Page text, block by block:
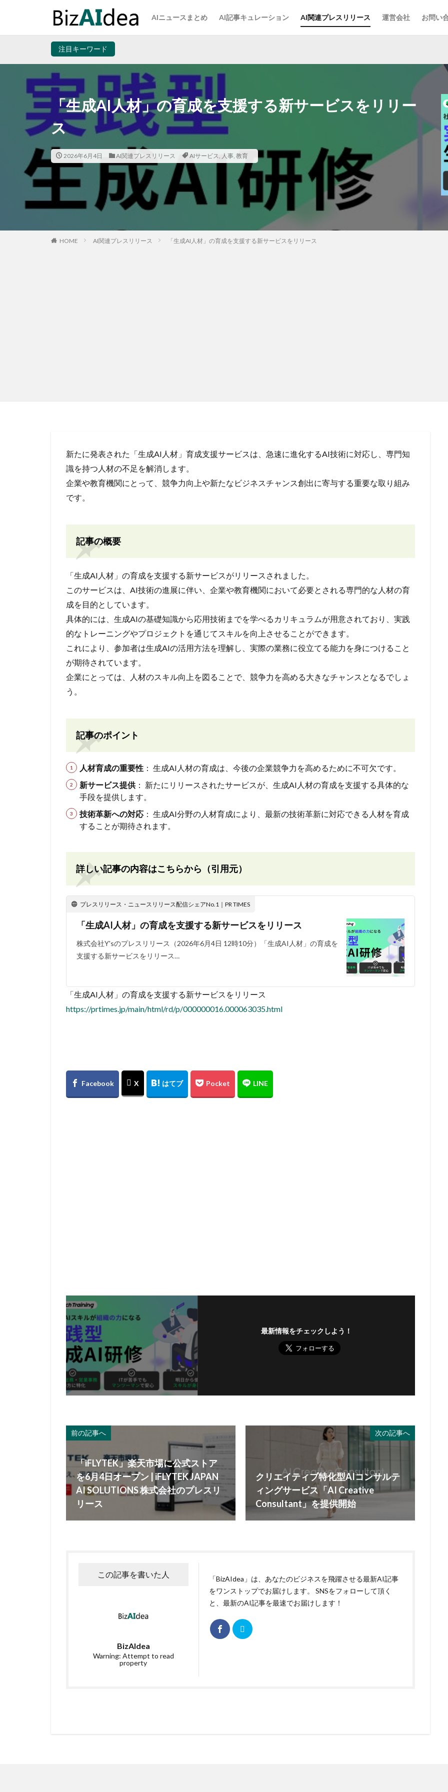
AIニュースまとめ AI記事キュレーション AI関連プレスリリース 運営会社 お問い
注目キーワード
「生成AI人材」の育成を支援する新サービスをリリー
ス
2026年6月4日 AI関連プレスリリース AIサービス, 人事, 教育
HOME AI関連プレスリリース 「生成AI人材」の育成を支援する新サービスをリリース
新たに発表された「生成AI人材」育成支援サービスは、急速に進化するAI技術に対応し、専門知
識を持つ人材の不足を解消します。
企業や教育機関にとって、競争力向上や新たなビジネスチャンス創出に寄与する重要な取り組み
です。
記事の概要
「生成AI人材」の育成を支援する新サービスがリリースされました。
このサービスは、AI技術の進展に伴い、企業や教育機関において必要とされる専門的な人材の育
成を目的としています。
具体的には、生成AIの基礎知識から応用技術までを学べるカリキュラムが用意されており、実践
的なトレーニングやプロジェクトを通じてスキルを向上させることができます。
これにより、参加者は生成AIの活用方法を理解し、実際の業務に役立てる能力を身につけること
が期待されています。
企業にとっては、人材のスキル向上を図ることで、競争力を高める大きなチャンスとなるでしょ
う。
記事のポイント
人材育成の重要性 ： 生成AI人材の育成は、今後の企業競争力を高めるために不可欠です。
新サービス提供： 新たにリリースされたサービスが、生成AI人材の育成を支援する具体的な
手段を提供します。
技術革新への対応 ： 生成AI分野の人材育成により、最新の技術革新に対応できる人材を育成
することが期待されます。
詳しい記事の内容はこちらから（引用元）
プレスリリース・ニュースリリース配信シェアNo.1｜PR TIMES
「生成AI人材」の育成を支援する新サービスをリリース
株式会社Y'sのプレスリリース（2026年6月4日 12時10分）「生成AI人材」の育成を
支援する新サービスをリリース…
「生成AI人材」の育成を支援する新サービスをリリース
https://prtimes.jp/main/html/rd/p/000000016.000063035.html
最新情報をチェックしよう！
前の記事へ
「iFLYTEK」楽天市場に公式ストア
を6月4日オープン | iFLYTEK JAPAN
AI SOLUTIONS 株式会社のプレスリ
リース
次の記事へ
クリエイティブ特化型AIコンサルテ
ィングサービス「AI Creative
Consultant」を提供開始
この記事を書いた人
BizAIdea
Warning: Attempt to read
property
「BizAIdea」は、あなたのビジネスを飛躍させる最新AI記事
をワンストップでお届けします。 SNSをフォローして頂く
と、最新のAI記事を最速でお届けします！